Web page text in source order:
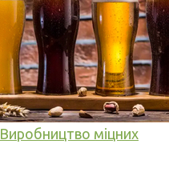
Виробництво міцних